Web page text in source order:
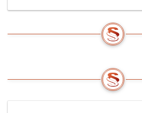
gilt
die
klinische
Prüfung